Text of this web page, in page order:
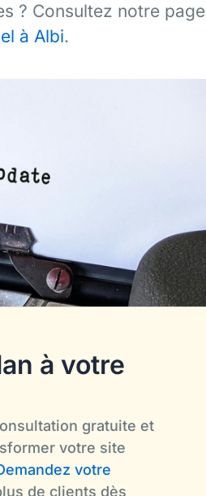
? Consultez notre page
à Albi.
à votre
gratuite et
votre site
votre
de clients dès